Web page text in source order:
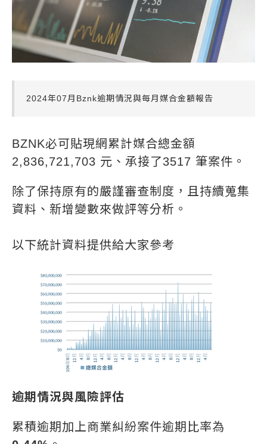
2024年07月Bznk逾期情況與每月媒合金額報告
BZNK必可貼現網累計媒合總金額
2,836,721,703 元、承接了3517 筆案件。
除了保持原有的嚴謹審查制度，且持續蒐集
資料、新增變數來做評等分析。
以下統計資料提供給大家參考
逾期情況與風險評估
累積逾期加上商業糾紛案件逾期比率為